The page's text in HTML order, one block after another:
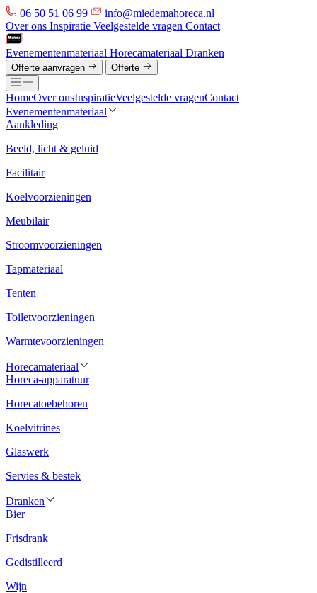
06 50 51 06 99
info@miedemahoreca.nl
Over ons Inspiratie Veelgestelde vragen Contact
Evenementenmateriaal Horecamateriaal Dranken
Offerte aanvragen Offerte
HomeOver onsInspiratieVeelgestelde vragenContact
Evenementenmateriaal
Aankleding
Beeld, licht & geluid
Facilitair
Koelvoorzieningen
Meubilair
Stroomvoorzieningen
Tapmateriaal
Tenten
Toiletvoorzieningen
Warmtevoorzieningen
Horecamateriaal
Horeca-apparatuur
Horecatoebehoren
Koelvitrines
Glaswerk
Servies & bestek
Dranken
Bier
Frisdrank
Gedistilleerd
Wijn